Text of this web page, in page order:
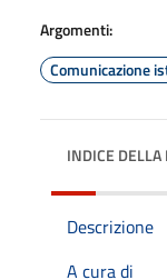
Argomenti:
Comunicazione
INDICE DELLA
Descrizione
A cura di